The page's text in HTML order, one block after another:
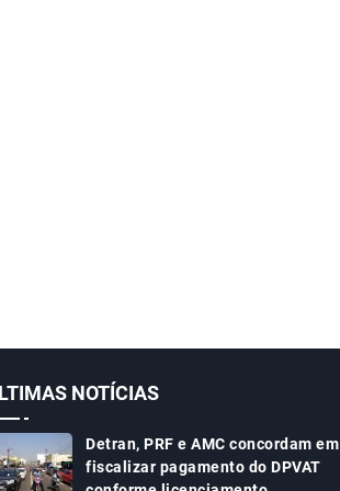
NOTÍCIAS
Detran, PRF e AMC concordam em
fiscalizar pagamento do DPVAT